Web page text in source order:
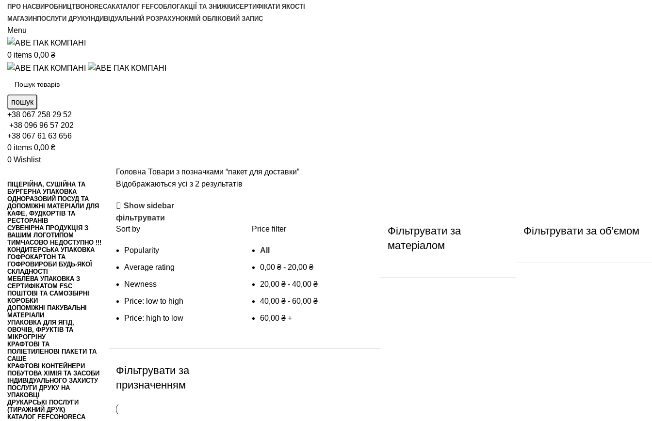
ПРО НАСВИРОБНИЦТВОHORECAКАТАЛОГ FEFCOБЛОГАКЦІЇ ТА ЗНИЖКИСЕРТИФІКАТИ ЯКОСТІ
МАГАЗИН ПОСЛУГИ ДРУКУ ІНДИВІДУАЛЬНИЙ РОЗРАХУНОКМІЙ ОБЛІКОВИЙ ЗАПИС
Menu
0 items 0,00 ₴
пошук
+38 067 258 29 52
+38 096 96 57 202
+38 067 61 63 656
0 items 0,00 ₴
0 Wishlist
ПІЦЕРІЙНА, СУШІЙНА ТА
БУРГЕРНА УПАКОВКА
ОДНОРАЗОВИЙ ПОСУД ТА
ДОПОМІЖНІ МАТЕРІАЛИ ДЛЯ
КАФЕ, ФУДКОРТІВ ТА
РЕСТОРАНІВ
СУВЕНІРНА ПРОДУКЦІЯ З
ВАШИМ ЛОГОТИПОМ
ТИМЧАСОВО НЕДОСТУПНО !!!
КОНДИТЕРСЬКА УПАКОВКА
ГОФРОКАРТОН ТА
ГОФРОВИРОБИ БУДЬ-ЯКОЇ
СКЛАДНОСТІ
МЕБЛЕВА УПАКОВКА З
СЕРТИФІКАТОМ FSC
ПОШТОВІ ТА САМОЗБІРНІ
КОРОБКИ
ДОПОМІЖНІ ПАКУВАЛЬНІ
МАТЕРІАЛИ
УПАКОВКА ДЛЯ ЯГІД,
ОВОЧІВ, ФРУКТІВ ТА
МІКРОГРІНУ
КРАФТОВІ ТА
ПОЛІЕТИЛЕНОВІ ПАКЕТИ ТА
САШЕ
КРАФТОВІ КОНТЕЙНЕРИ
ПОБУТОВА ХІМІЯ ТА ЗАСОБИ
ІНДИВІДУАЛЬНОГО ЗАХИСТУ
ПОСЛУГИ ДРУКУ НА
УПАКОВЦІ
ДРУКАРСЬКІ ПОСЛУГИ
(ТИРАЖНИЙ ДРУК)
КАТАЛОГ FEFCOHORECA
Головна Товари з позначками “пакет для доставки”
Відображаються усі з 2 результатів
Show sidebar
фільтрувати
Sort by
Popularity
Average rating
Newness
Price: low to high
Price: high to low
Price filter
All
0,00 ₴ - 20,00 ₴
20,00 ₴ - 40,00 ₴
40,00 ₴ - 60,00 ₴
60,00 ₴ +
Фільтрувати за
матеріалом
Фільтрувати за об'ємом
Фільтрувати за
призначенням